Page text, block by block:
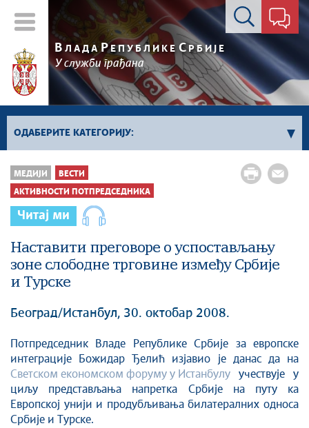
Контакт форма
В ЛАДА РЕПУБЛИКЕ СРБИЈЕ
У служби грађана
ОДАБЕРИТЕ КАТЕГОРИЈУ:
Влада Србије
Активности премијера
Активности потпредседника
Косово и Метохија
Политика
Економија
Стоп корупцији
Спорт
Конференције за новинаре
Интервјуи
Линкови
Издвојене теме
МЕДИЈИ ВЕСТИ
АКТИВНОСТИ ПОТПРЕДСЕДНИКА
Читај ми
Наставити преговоре о успостављању
зоне слободне трговине између Србије
и Турске
Београд/Истанбул, 30. октобар 2008.
Потпредседник Владе Републике Србије за европске
интеграције Божидар Ђелић изјавио је данас да на
Светском економском форуму у Истанбулу учествује у
циљу представљања напретка Србије на путу ка
Европској унији и продубљивања билатералних односа
Србије и Турске.